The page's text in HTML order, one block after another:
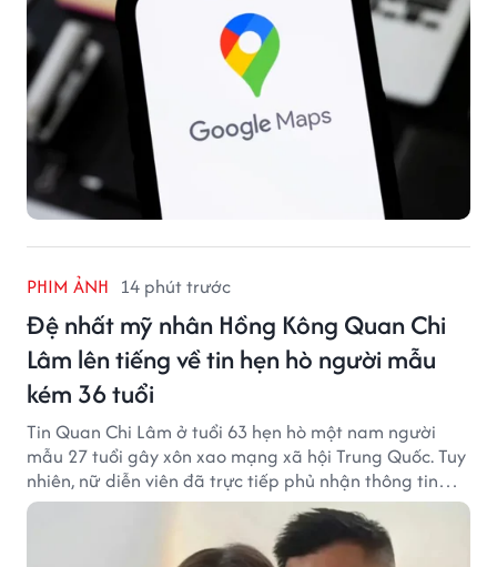
PHIM ẢNH 14 phút trước
Đệ nhất mỹ nhân Hồng Kông Quan Chi
Lâm lên tiếng về tin hẹn hò người mẫu
kém 36 tuổi
Tin Quan Chi Lâm ở tuổi 63 hẹn hò một nam người
mẫu 27 tuổi gây xôn xao mạng xã hội Trung Quốc. Tuy
nhiên, nữ diễn viên đã trực tiếp phủ nhận thông tin
này.